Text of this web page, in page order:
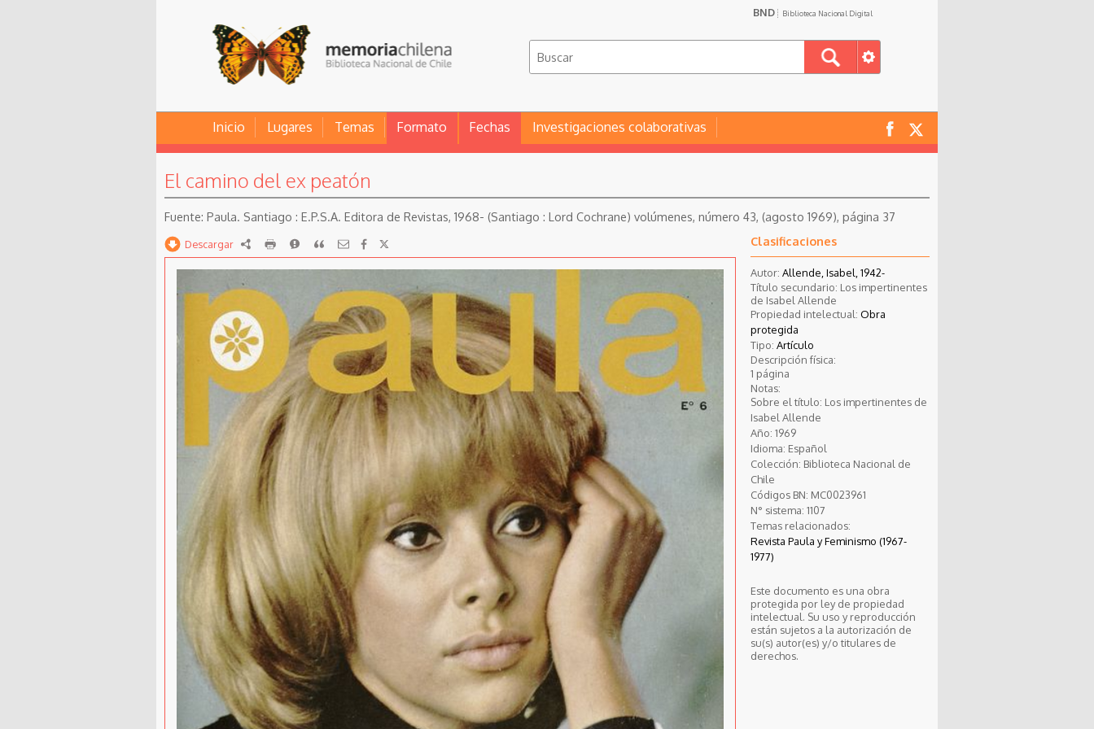
BND Biblioteca Nacional Digital
Inicio Lugares Temas Formato Fechas Investigaciones colaborativas
El camino del ex peatón
Paula. Santiago : E.P.S.A. Editora de Revistas, 1968- (Santiago : Lord Cochrane) volúmenes, número 43, (agosto 1969), página 37
Descargar RDF imprimirReportarCitar Clasificaciones
Autor: Allende, Isabel, 1942-
Título secundario: Los impertinentes
de Isabel Allende
Propiedad intelectual: Obra
protegida
Tipo: Artículo
Descripción física:
1 página
Notas:
Sobre el título: Los impertinentes de
Isabel Allende
Año: 1969
Idioma: Español
Colección: Biblioteca Nacional de
Chile
Códigos BN: MC0023961
N° sistema: 1107
Temas relacionados:
Revista Paula y Feminismo (1967-
1977)
Este documento es una obra
protegida por ley de propiedad
intelectual. Su uso y reproducción
están sujetos a la autorización de
su(s) autor(es) y/o titulares de
derechos.